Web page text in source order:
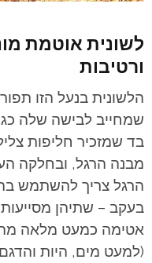
לשונית אוטמת
ורטיבות
הלשונית בנעל הזו
שמחייב לבישה שלה
בד שמזכיר חליפות
מבנה הרגל, ובחלקה
הרגל צריך להשתמש
בעקב – שתיהן
אטימה כמעט מלאה
(למעט מים, היות